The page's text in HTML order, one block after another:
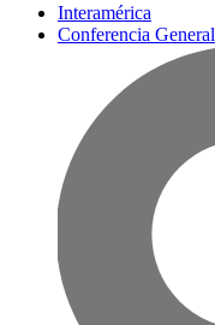
Interamérica
Conferencia General